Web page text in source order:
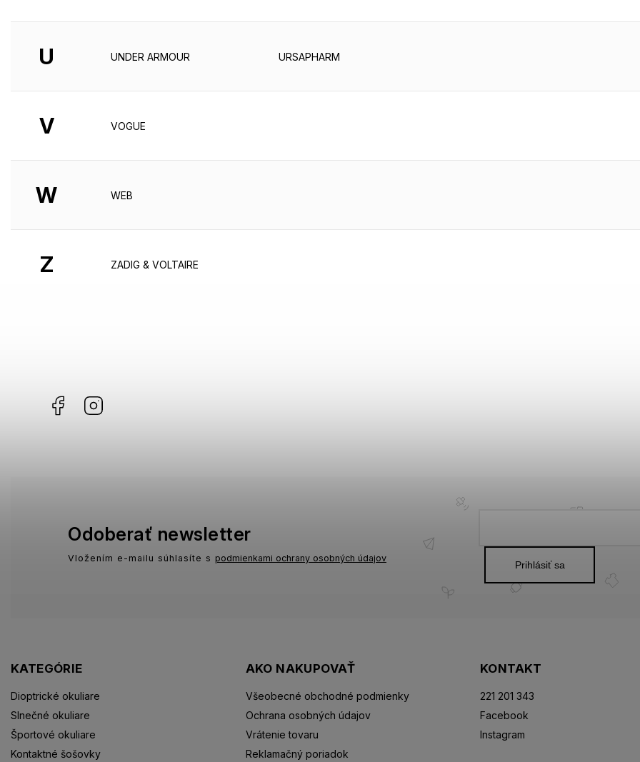
U UNDER ARMOUR URSAPHARM
V VOGUE
W WEB
Z ZADIG & VOLTAIRE
Facebook
KATEGÓRIE
Dioptrické okuliare
Slnečné okuliare
Športové okuliare
Kontaktné šošovky
AKO NAKUPOVAŤ
Všeobecné obchodné podmienky
Ochrana osobných údajov
Vrátenie tovaru
Reklamačný poriadok
KONTAKT
221 201 343
Facebook
Instagram
Odoberať newsletter
Vložením e-mailu súhlasíte s podmienkami ochrany osobných údajov
Prihlásiť sa